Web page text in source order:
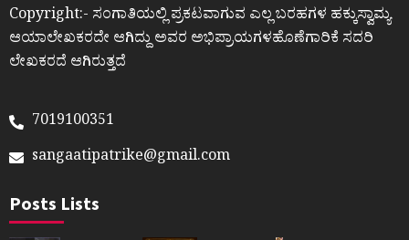
Copyright:- ಸಂಗಾತಿಯಲ್ಲಿ ಪ್ರಕಟವಾಗುವ ಎಲ್ಲ ಬರಹಗಳ ಹಕ್ಕುಸ್ವಾಮ್ಯ
ಆಯಾಲೇಖಕರದೇ ಆಗಿದ್ದು ಅವರ ಅಭಿಪ್ರಾಯಗಳಹೊಣೆಗಾರಿಕೆ ಸದರಿ
ಲೇಖಕರದೆ ಆಗಿರುತ್ತದೆ
7019100351
sangaatipatrike@gmail.com
Posts Lists